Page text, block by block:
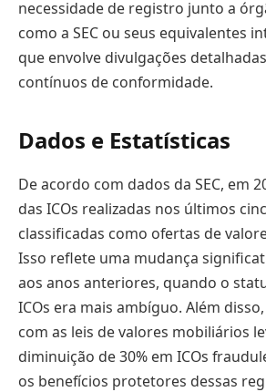
necessidade de registro junto a
como a SEC ou seus equivalentes
que envolve divulgações
contínuos de conformidade.
Dados e Estatísticas
De acordo com dados da SEC, em
das ICOs realizadas nos últimos
classificadas como ofertas de
Isso reflete uma mudança
aos anos anteriores, quando o
ICOs era mais ambíguo. Além
com as leis de valores mobiliários
diminuição de 30% em ICOs
os benefícios protetores dessas